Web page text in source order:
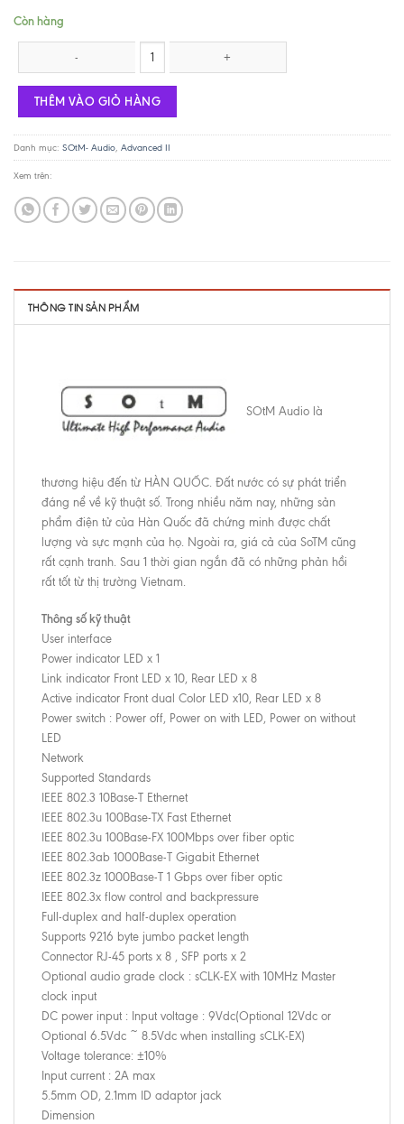
Còn hàng
Hi-end Network Switch SOtM sNH-10G số lượng
THÊM VÀO GIỎ HÀNG
Danh mục: SOtM- Audio Advanced II
Xem trên:
THÔNG TIN SẢN PHẨM
SOtM Audio là
thương hiệu đến từ HÀN QUỐC. Đất nước có sự phát triển
đáng nể về kỹ thuật số. Trong nhiều năm nay, những sản
phẩm điện tử của Hàn Quốc đã chứng minh được chất
lượng và sực mạnh của họ. Ngoài ra, giá cả của SoTM cũng
rất cạnh tranh. Sau 1 thời gian ngắn đã có những phản hồi
rất tốt từ thị trường Vietnam.
Thông số kỹ thuật
User interface
Power indicator LED x 1
Link indicator Front LED x 10, Rear LED x 8
Active indicator Front dual Color LED x10, Rear LED x 8
Power switch : Power off, Power on with LED, Power on without
LED
Network
Supported Standards
IEEE 802.3 10Base-T Ethernet
IEEE 802.3u 100Base-TX Fast Ethernet
IEEE 802.3u 100Base-FX 100Mbps over fiber optic
IEEE 802.3ab 1000Base-T Gigabit Ethernet
IEEE 802.3z 1000Base-T 1 Gbps over fiber optic
IEEE 802.3x flow control and backpressure
Full-duplex and half-duplex operation
Supports 9216 byte jumbo packet length
Connector RJ-45 ports x 8 , SFP ports x 2
Optional audio grade clock : sCLK-EX with 10MHz Master
clock input
DC power input : Input voltage : 9Vdc(Optional 12Vdc or
Optional 6.5Vdc ~ 8.5Vdc when installing sCLK-EX)
Voltage tolerance: ±10%
Input current : 2A max
5.5mm OD, 2.1mm ID adaptor jack
Dimension